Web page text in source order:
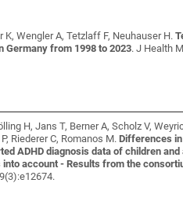
K, Wengler A, Tetzlaff F, Neuhauser H.
Germany from 1998 to 2023. J Health
H, Jans T, Berner A, Scholz V,
Riederer C, Romanos M.Differences
ADHD diagnosis data of children and
account - Results from the